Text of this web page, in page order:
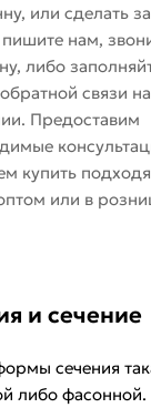
или сделать
нам,
либо
связи
Предоставим
купить
или в
и сечение
сечения
либо